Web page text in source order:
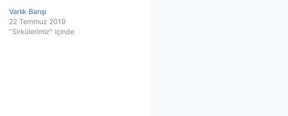
Varlık Barışı
22 Temmuz 2019
"Sirkülerimiz" içinde